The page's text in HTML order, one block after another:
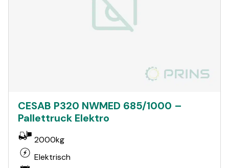
CESAB P320 NWMED 685/1000 –
Pallettruck Elektro
2000kg
Elektrisch